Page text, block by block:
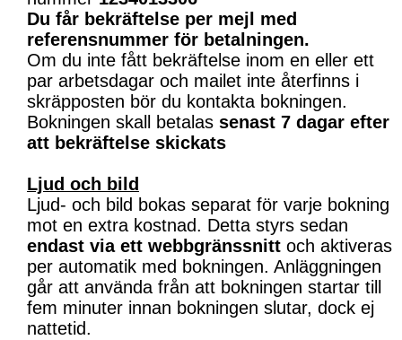
Du får bekräftelse per mejl med
referensnummer för betalningen.
Om du inte fått bekräftelse inom en eller ett
par arbetsdagar och mailet inte återfinns i
skräpposten bör du kontakta bokningen.
Bokningen skall betalas senast 7 dagar efter
att bekräftelse skickats
Ljud och bild
Ljud- och bild bokas separat för varje bokning
mot en extra kostnad. Detta styrs sedan
endast via ett webbgränssnitt och aktiveras
per automatik med bokningen. Anläggningen
går att använda från att bokningen startar till
fem minuter innan bokningen slutar, dock ej
nattetid.